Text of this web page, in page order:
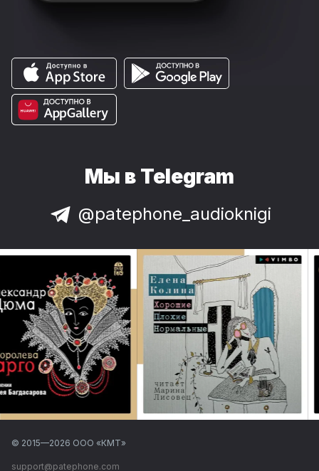
Мы в Telegram
@patephone_audioknigi
© 2015—2026 ООО «КМТ»
support@patephone.com